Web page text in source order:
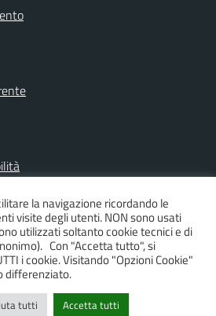
la navigazione ricordando le
visite degli utenti. NON sono usati
utilizzati soltanto cookie tecnici e di
Con "Accetta tutto", si
i cookie. Visitando "Opzioni Cookie"
differenziato.
tutti Accetta tutti